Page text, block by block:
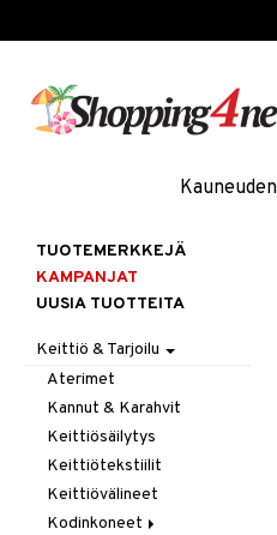
TUOTEMERKKEJÄ
KAMPANJAT
UUSIA TUOTTEITA
Keittiö & Tarjoilu
Aterimet
Kannut & Karahvit
Keittiösäilytys
Keittiötekstiilit
Keittiövälineet
Kodinkoneet